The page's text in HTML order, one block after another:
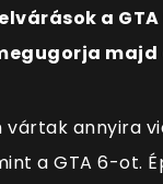
a
majd
vártak annyira
a GTA 6-ot.